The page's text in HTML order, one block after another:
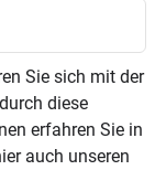
Sie sich mit der
diese
erfahren Sie in
auch unseren